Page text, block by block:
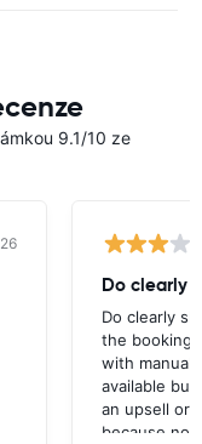
9.1/10 ze
Do clearly
Do clearly
the booking
with manual
available
an upsell or
because no